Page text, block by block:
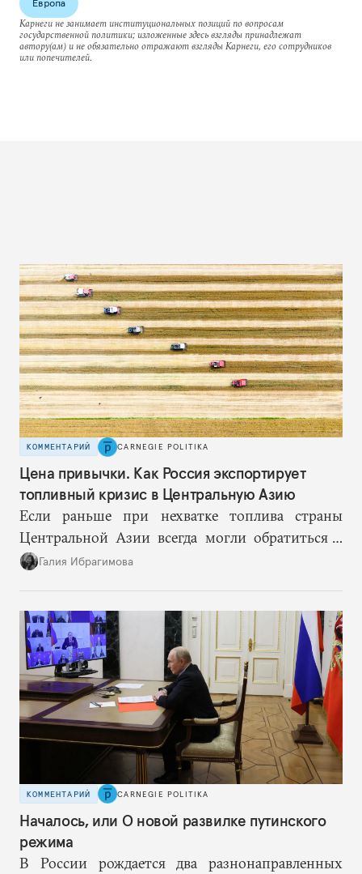
Европа
Карнеги не занимает институциональных позиций по вопросам
государственной политики; изложенные здесь взгляды принадлежат
автору(ам) и не обязательно отражают взгляды Карнеги, его сотрудников
или попечителей.
КОММЕНТАРИЙ CARNEGIE POLITIKA
Цена привычки. Как Россия экспортирует
топливный кризис в Центральную Азию
Если раньше при нехватке топлива страны
Центральной Азии всегда могли обратиться к
Москве за дополнительными объемами, то
Галия Ибрагимова
КОММЕНТАРИЙ CARNEGIE POLITIKA
Началось, или О новой развилке путинского
режима
В России рождается два разнонаправленных